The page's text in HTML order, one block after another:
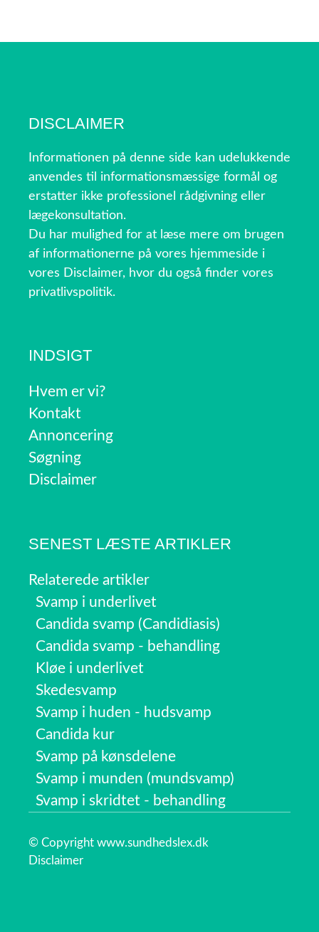
DISCLAIMER
Informationen på denne side kan udelukkende
anvendes til informationsmæssige formål og
erstatter ikke professionel rådgivning eller
lægekonsultation.
Du har mulighed for at læse mere om brugen
af informationerne på vores hjemmeside i
vores Disclaimer, hvor du også finder vores
privatlivspolitik.
INDSIGT
Hvem er vi?
Kontakt
Annoncering
Søgning
Disclaimer
SENEST LÆSTE ARTIKLER
Relaterede artikler
Svamp i underlivet
Candida svamp (Candidiasis)
Candida svamp - behandling
Kløe i underlivet
Skedesvamp
Svamp i huden - hudsvamp
Candida kur
Svamp på kønsdelene
Svamp i munden (mundsvamp)
Svamp i skridtet - behandling
© Copyright www.sundhedslex.dk
Disclaimer